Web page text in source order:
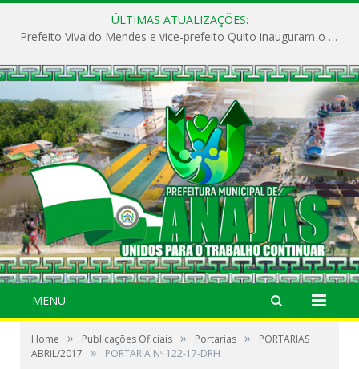
ÚLTIMAS ATUALIZAÇÕES:
Prefeito Vivaldo Mendes e vice-prefeito Quito inauguram o CAPS e fortalecem a saúde pública em Anajás.
MENU
Home » Publicações Oficiais » Portarias »
PORTARIAS
ABRIL/2017
» PORTARIA Nº 122-17-DRH